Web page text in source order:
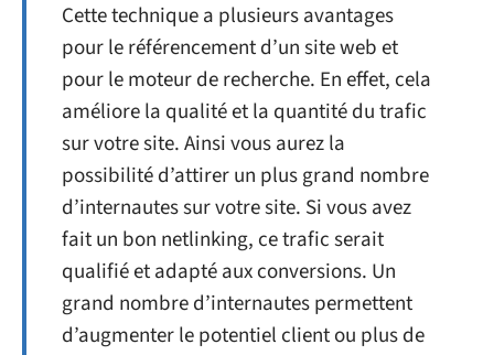
Cette technique a plusieurs avantages
pour le référencement d’un site web et
pour le moteur de recherche. En effet, cela
améliore la qualité et la quantité du trafic
sur votre site. Ainsi vous aurez la
possibilité d’attirer un plus grand nombre
d’internautes sur votre site. Si vous avez
fait un bon netlinking, ce trafic serait
qualifié et adapté aux conversions. Un
grand nombre d’internautes permettent
d’augmenter le potentiel client ou plus de